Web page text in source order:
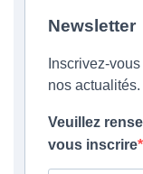
Newsletter
Inscrivez-
nos actualités.
Veuillez
vous inscrire